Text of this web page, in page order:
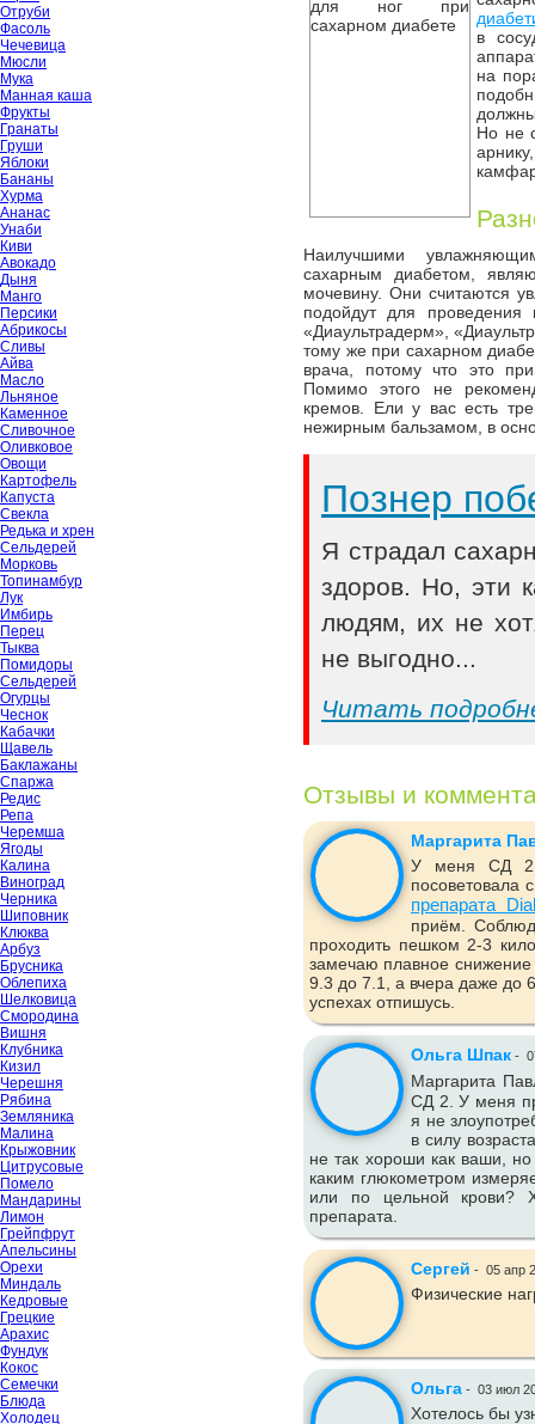
Отруби
Фасоль
Чечевица
Мюсли
Мука
Манная каша
Фрукты
Гранаты
Груши
Яблоки
Бананы
Хурма
Ананас
Унаби
Киви
Авокадо
Дыня
Манго
Персики
Абрикосы
Сливы
Айва
Масло
Льняное
Каменное
Сливочное
Оливковое
Овощи
Картофель
Капуста
Свекла
Редька и хрен
Сельдерей
Морковь
Топинамбур
Лук
Имбирь
Перец
Тыква
Помидоры
Сельдерей
Огурцы
Чеснок
Кабачки
Щавель
Баклажаны
Спаржа
Редис
Репа
Черемша
Ягоды
Калина
Виноград
Черника
Шиповник
Клюква
Арбуз
Брусника
Облепиха
Шелковица
Смородина
Вишня
Клубника
Кизил
Черешня
Рябина
Земляника
Малина
Крыжовник
Цитрусовые
Помело
Мандарины
Лимон
Грейпфрут
Апельсины
Орехи
Миндаль
Кедровые
Грецкие
Арахис
Фундук
Кокос
Семечки
Блюда
Холодец
в
на
Но не
Наилучшими
сахарным диабетом,
мочевину. Они считаются
подойдут для
«Диаультрадерм»,
тому же при сахарном
врача, потому что это
Помимо этого не
кремов. Ели у вас есть
нежирным бальзамом, в
Познер
Я страдал
здоров. Но, эти
людям, их не
не выгодно...
Читать
Отзывы и
Маргарита
У меня СД 2
посоветовала
препарата
приём.
проходить пешком 2-3
замечаю плавное снижение
9.3 до 7.1, а вчера даже до
успехах отпишусь.
Ольга Шпак -
Маргарита
СД 2. У меня
я не
в силу
не так хороши как ваши,
каким глюкометром
или по цельной крови?
препарата.
Сергей - 05 апр
Физические
Ольга - 03 июл
Хотелось бы